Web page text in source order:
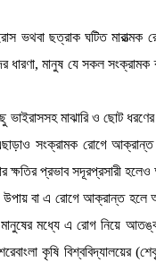
ভথবা ছত্রাক ঘটিত
ধারণা, মানুষ যে সকল
ভাইরাসসহ মাঝারি ও ছোট
সংক্রামক রোগে
ক্ষতির প্রভাব সদূরপ্রসারী
উপায় বা এ রোগে আক্রান্ত
মানুষের মধ্যে এ রোগ নিয়ে
কৃষি বিশ্ববিদ্যালয়ের